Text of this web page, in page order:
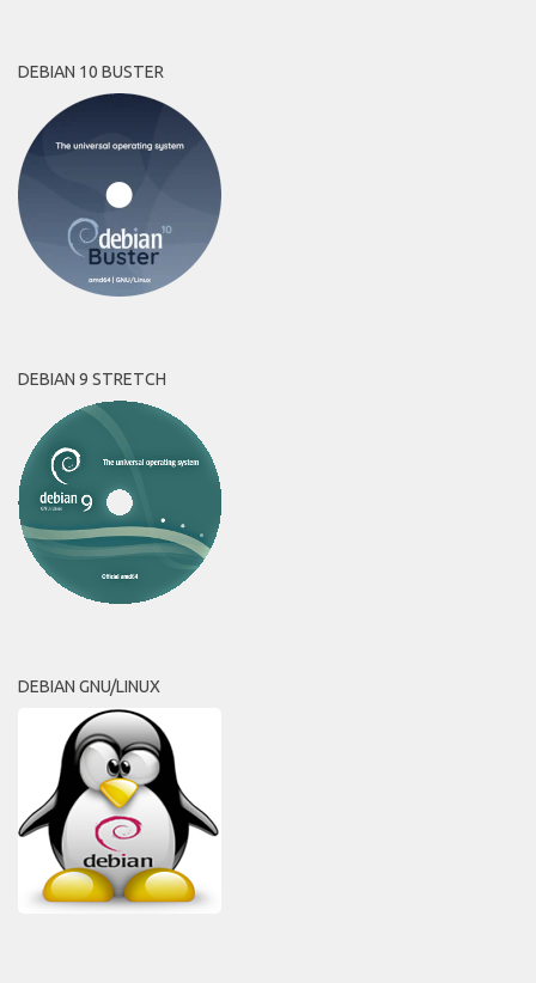
DEBIAN 10 BUSTER
DEBIAN 9 STRETCH
DEBIAN GNU/LINUX